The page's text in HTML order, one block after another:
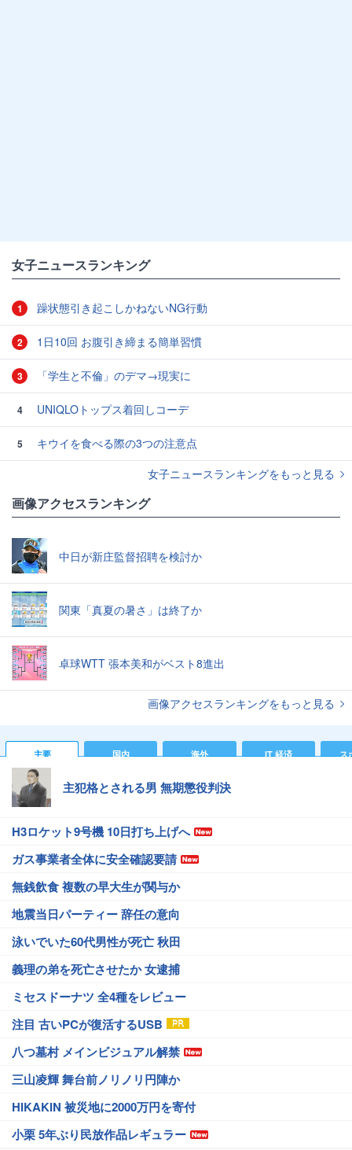
女子ニュースランキング
1 躁状態引き起こしかねないNG行動
2 1日10回 お腹引き締まる簡単習慣
3 「学生と不倫」のデマ→現実に
4 UNIQLOトップス着回しコーデ
5
キウイを食べる際の3つの注意点
女子ニュースランキングをもっと見る
画像アクセスランキング
中日が新庄監督招聘を検討か
関東「真夏の暑さ」は終了か
卓球WTT 張本美和がベスト8進出
画像アクセスランキングをもっと見る
主要 国内 海外 IT 経済 ス
主犯格とされる男 無期懲役判決
H3ロケット9号機 10日打ち上げへ
ガス事業者全体に安全確認要請
無銭飲食 複数の早大生が関与か
地震当日パーティー 辞任の意向
泳いでいた60代男性が死亡 秋田
義理の弟を死亡させたか 女逮捕
ミセスドーナツ 全4種をレビュー
注目 古いPCが復活するUSB
八つ墓村 メインビジュアル解禁
三山凌輝 舞台前ノリノリ円陣か
HIKAKIN 被災地に2000万円を寄付
小栗 5年ぶり民放作品レギュラー